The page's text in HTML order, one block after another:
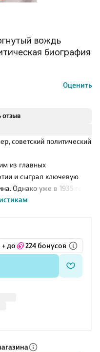
отзыв
советский политический
из главных
и сыграл ключевую
Однако уже в 1935 году
покушение на Сталина,
интриг? Разгадать эти
наук Юрию Жукову.
биография, а
с редкими
вождь
биография
Оценить
+ до 224 бонусов